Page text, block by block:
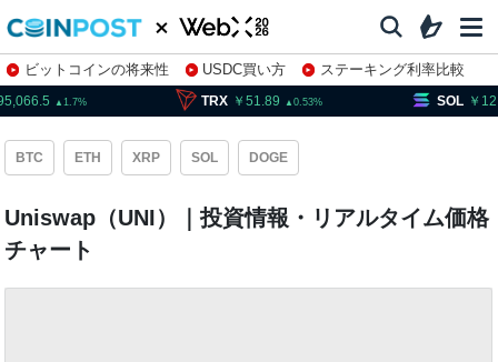
ビットコインの将来性 USDC買い方
ステーキング利率比較
株特集・関連銘柄
1.7 TRX 51.89 0.53 SOL
BTC ETH XRP SOL DOGE
Uniswap（UNI）｜投資情報・リアルタイム価格
チャート